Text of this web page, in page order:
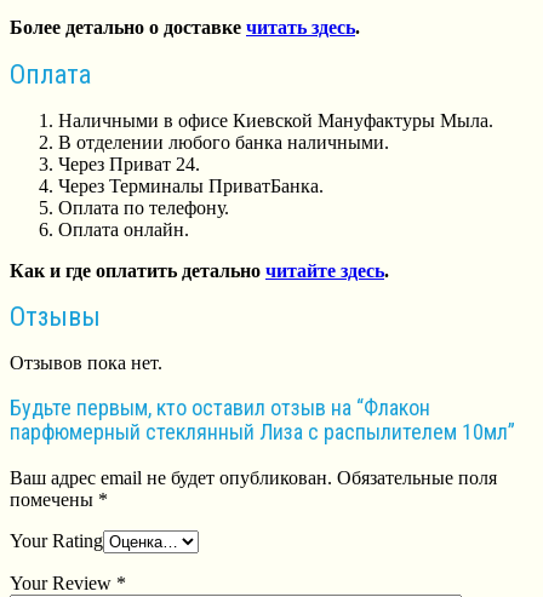
Более детально о доставке читать здесь.
Оплата
Наличными в офисе Киевской Мануфактуры Мыла.
В отделении любого банка наличными.
Через Приват 24.
Через Терминалы ПриватБанка.
Оплата по телефону.
Оплата онлайн.
Как и где оплатить детально читайте здесь.
Отзывы
Отзывов пока нет.
Будьте первым, кто оставил отзыв на “Флакон
парфюмерный стеклянный Лиза с распылителем 10мл”
Ваш адрес email не будет опубликован. Обязательные поля
помечены *
Your Rating
Your Review *